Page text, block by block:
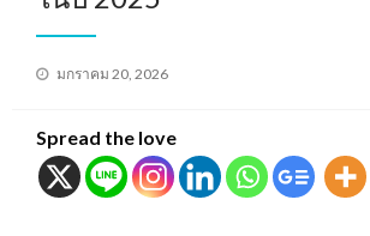
Posted
มกราคม 20, 2026
Spread the love